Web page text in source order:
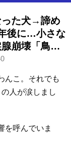
った犬→諦め
後に…小さな
崩壊「鳥肌
んこ。それでも
人が涙しまし
を呼んでいま